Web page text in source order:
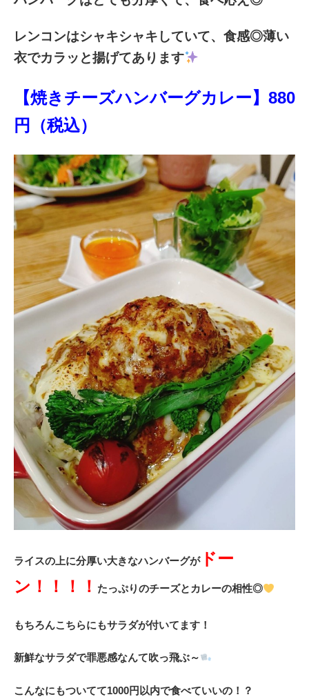
レンコンはシャキシャキしていて、食感◎薄い
衣でカラッと揚げてあります
【焼きチーズハンバーグカレー】880
円（税込）
ライスの上に分厚い大きなハンバーグがドー
ン！！！！ たっぷりのチーズとカレーの相性◎
もちろんこちらにもサラダが付いてます！
新鮮なサラダで罪悪感なんて吹っ飛ぶ～
こんなにもついてて1000円以内で食べていいの！？